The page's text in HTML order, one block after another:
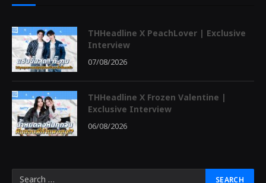
THHeadline X PeachLover | Exclusive
Interview
07/08/2026
THHeadline X Frozen Valentine |
Exclusive Interview
06/08/2026